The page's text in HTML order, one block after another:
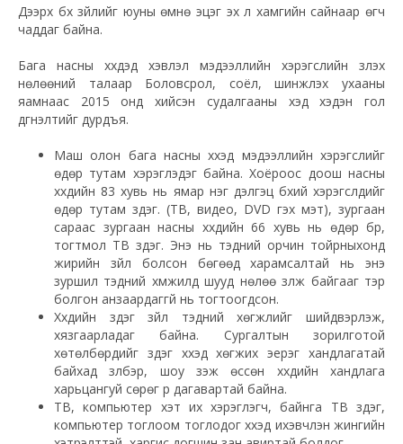
Дээрх бүх зүйлийг юуны өмнө эцэг эх л хамгийн сайнаар өгч
чаддаг байна.
Бага насны хүүхдэд хэвлэл мэдээллийн хэрэгслийн үзүүлэх
нөлөөний талаар Боловсрол, соёл, шинжлэх ухааны
яамнаас 2015 онд хийсэн судалгааны хэд хэдэн гол
дүгнэлтийг дурдъя.
Маш олон бага насны хүүхэд мэдээллийн хэрэгслийг
өдөр тутам хэрэглэдэг байна. Хоёроос доош насны
хүүхдийн 83 хувь нь ямар нэг дэлгэц бүхий хэрэгслүүдийг
өдөр тутам үздэг. (ТВ, видео, DVD гэх мэт), зургаан
сараас зургаан насны хүүхдийн 66 хувь нь өдөр бүр,
тогтмол ТВ үздэг. Энэ нь тэдний орчин тойрныхонд
жирийн зүйл болсон бөгөөд харамсалтай нь энэ
зуршил тэдний хүмүүжилд шууд нөлөө үзүүлж байгааг тэр
болгон анзаардаггүй нь тогтоогдсон.
Хүүхдийн үздэг зүйл тэдний хөгжлийг шийдвэрлэж,
хязгаарладаг байна. Сургалтын зорилготой
хөтөлбөрүүдийг үздэг хүүхэд хөгжих эерэг хандлагатай
байхад үзүүлбэр, шоу үзэж өссөн хүүхдийн хандлага
харьцангуй сөрөг үр дагавартай байна.
ТВ, компьютер хэт их хэрэглэгч, байнга ТВ үздэг,
компьютер тоглоом тоглодог хүүхэд ихэвчлэн жингийн